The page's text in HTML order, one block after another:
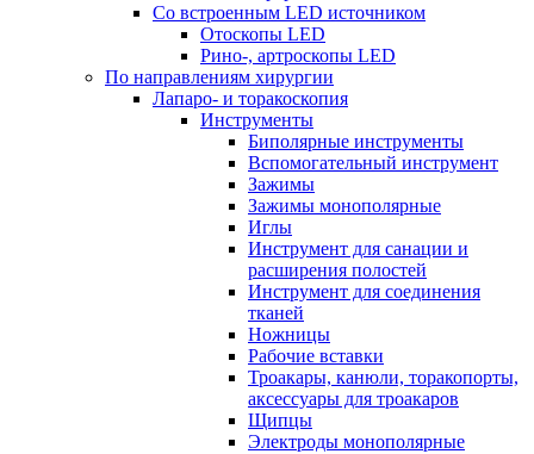
Со встроенным LED источником
Отоскопы LED
Рино-, артроскопы LED
По направлениям хирургии
Лапаро- и торакоскопия
Инструменты
Биполярные инструменты
Вспомогательный инструмент
Зажимы
Зажимы монополярные
Иглы
Инструмент для санации и
расширения полостей
Инструмент для соединения
тканей
Ножницы
Рабочие вставки
Троакары, канюли, торакопорты,
аксессуары для троакаров
Щипцы
Электроды монополярные